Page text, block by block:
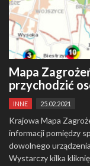
Mapa
przychodzić
INNE 25.02.2021
Krajowa Mapa
informacji pomiędzy
dowolnego
Wystarczy kilka